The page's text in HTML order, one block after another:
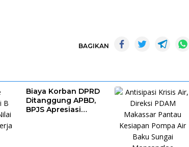
BAGIKAN
Biaya Korban DPRD
Ditanggung APBD,
BPJS Apresiasi